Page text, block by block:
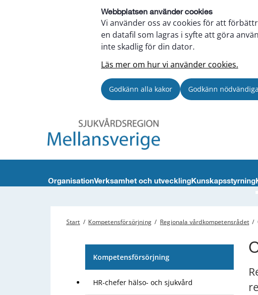
Webbplatsen använder cookies
Vi använder oss av cookies för att
en datafil som lagras i syfte att göra
inte skadlig för din dator.
Läs mer om hur vi använder cookies.
Godkänn alla kakor Godkänn
OrganisationVerksamhet och utvecklingKunskapsstyrning
Start / Kompetensförsörjning / Regionala vårdkompetensrådet /
Kompetensförsörjning
HR-chefer hälso- och sjukvård